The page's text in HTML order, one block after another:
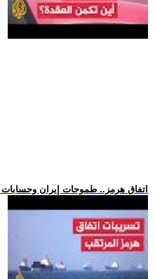
.. اتفاق هرمز.. طموحات إيران